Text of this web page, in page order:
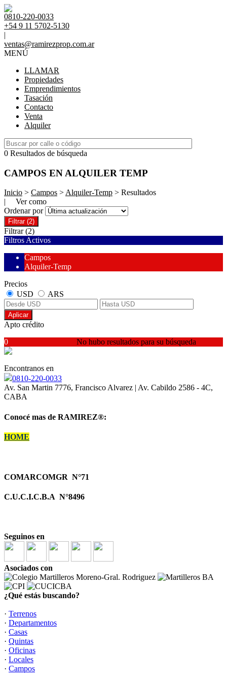
0810-220-0033
+54 9 11 5702-5130
|
ventas@ramirezprop.com.ar
MENÚ
LLAMAR
Propiedades
Emprendimientos
Tasación
Contacto
Venta
Alquiler
0 Resultados de búsqueda
CAMPOS EN ALQUILER TEMP
Inicio > Campos >Alquiler-Temp > Resultados
| Ver como
Ordenar por
Filtrar (2)
Filtrar (2)
Filtros Activos
Campos
Alquiler-Temp
Precios
USD
ARS
Aplicar
Apto crédito
No hubo resultados para su búsqueda
0
Encontranos en
0810-220-0033
Av. San Martin 7776, Francisco Alvarez | Av. Cabildo 2586 - 4C,
CABA
Conocé mas de RAMIREZ®:
HOME
COMARCOMGR N°71
C.U.C.I.C.B.A N°8496
Seguinos en
Asociados con
¿Qué estás buscando?
· Terrenos
· Departamentos
· Casas
· Quintas
· Oficinas
· Locales
· Campos